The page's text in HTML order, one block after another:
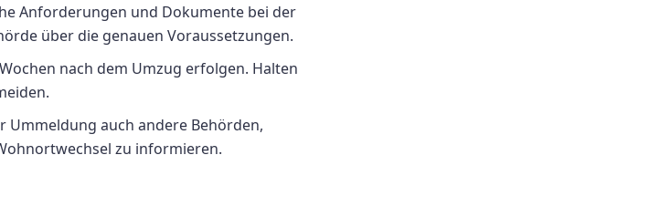
Anforderungen und Dokumente bei der
über die genauen Voraussetzungen.
nach dem Umzug erfolgen. Halten
Ummeldung auch andere Behörden,
zu informieren.